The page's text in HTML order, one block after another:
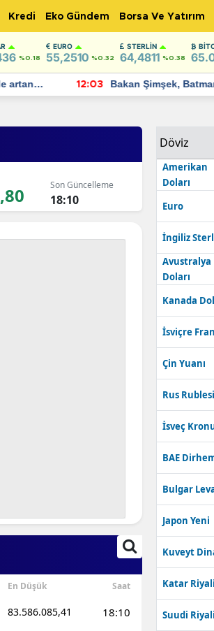
Kredi Eko Gündem Borsa Ve Yatırım
%0.18
EURO
55,2510 %0.32
STERLIN
64,4811 %0.38
artan
12:03
Bakan Şimşek,
için umut verici
Son Güncelleme
18:10
En Düşük Saat
83.586.085,41 18:10
Döviz
Amerikan
Doları
Euro
İngiliz
Avustralya
Doları
Kanada
İsviçre
Çin Yuanı
Rus Rublesi
İsveç
BAE
Bulgar
Japon Yeni
Kuveyt
Katar Riyali
Suudi Riyali